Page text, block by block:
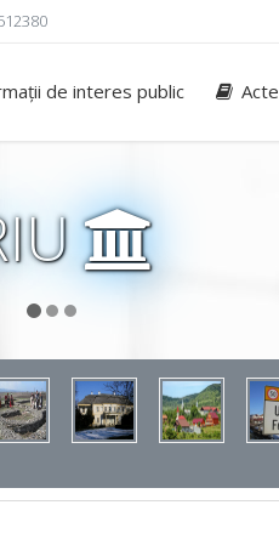
de interes public